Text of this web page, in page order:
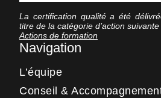
La certification qualité a été
titre de la catégorie d’action suivante
Actions de formation
Navigation
L’équipe
Conseil &